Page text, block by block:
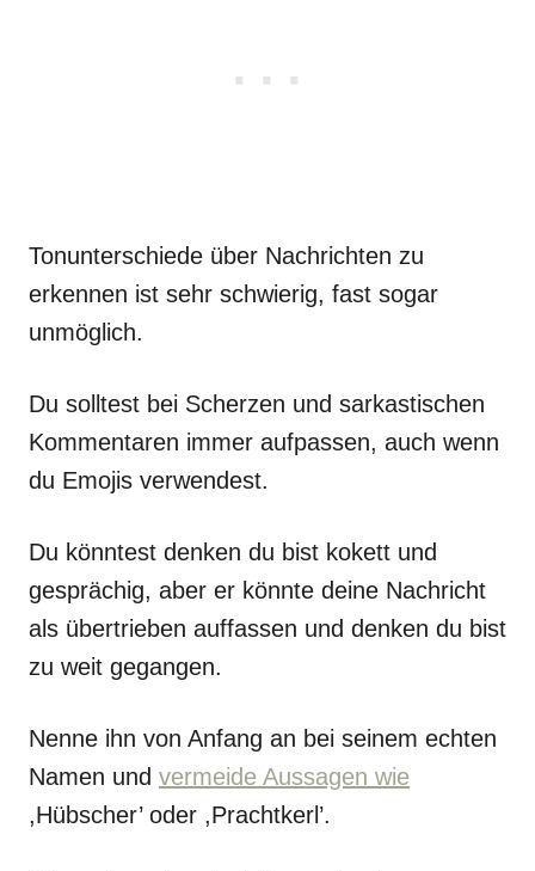
Tonunterschiede über Nachrichten zu
erkennen ist sehr schwierig, fast sogar
unmöglich.
Du solltest bei Scherzen und sarkastischen
Kommentaren immer aufpassen, auch wenn
du Emojis verwendest.
Du könntest denken du bist kokett und
gesprächig, aber er könnte deine Nachricht
als übertrieben auffassen und denken du bist
zu weit gegangen.
Nenne ihn von Anfang an bei seinem echten
Namen und vermeide Aussagen wie
,Hübscher’ oder ,Prachtkerl’.